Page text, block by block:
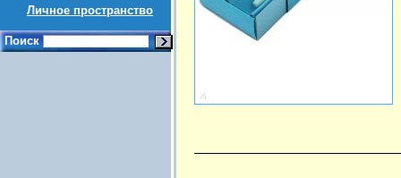
Личное пространство
Поиск